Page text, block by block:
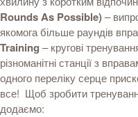
Rounds As Possible)–
якомога більше раундів
Training – кругові
різноманітні станції з
одного переліку серце
все! Щоб зробити
додаємо: